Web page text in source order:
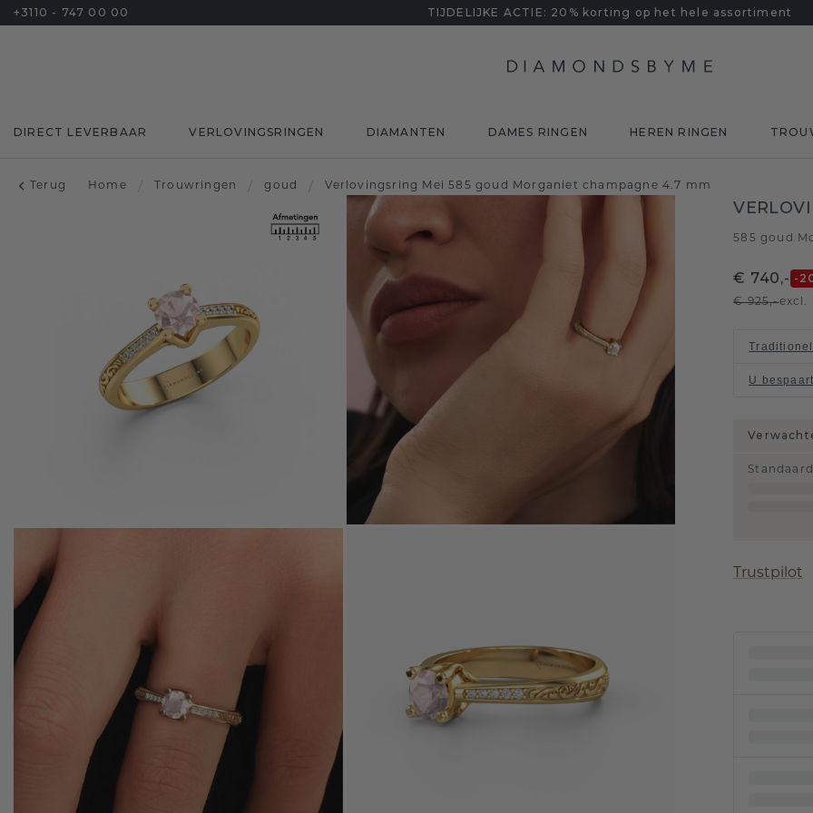
+3110 - 747 00 00 TIJDELIJKE ACTIE: 20% korting op het hele assortiment
DIRECT LEVERBAAR VERLOVINGSRINGEN DIAMANTEN DAMES RINGEN HEREN RINGEN
Terug Home / Trouwringen / goud / Verlovingsring Mei 585 goud Morganiet champagne 4.7 mm
585 goud
€ 740,- -
€ 925,-excl.
U bespaart
Standaard
Trustpilot